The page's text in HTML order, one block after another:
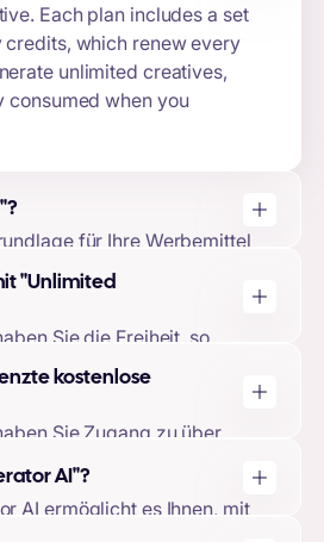
Each plan includes a set
credits, which renew every
unlimited creatives,
consumed when you
für Ihre Werbemittel
Sie eine Marke
Ihr Logo, Ihre
es unserem
Ihre kreativen
auf Ihre Marke
höchste Qualität zu
"Unlimited
Sie die Freiheit, so
erstellen, wie Sie möchten,
Sie alle Ihre Downloads
nicht. Sie werden Ihre
Motive
kostenlose
Sie Zugang zu über
können. Diese
Paket enthalten, und Ihnen
AI"?
AI ermöglicht es Ihnen, mit